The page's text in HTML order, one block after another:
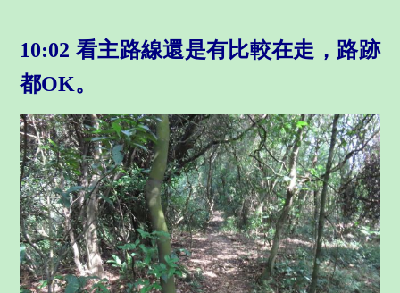
10:02 看主路線還是有比較在走，路跡
都OK。